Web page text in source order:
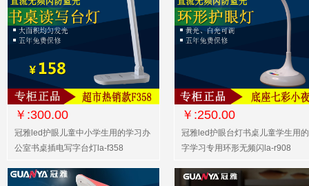
￥:300.00
冠雅led护眼儿童中小学生用的学习办
公室书桌插电写字台灯la-f358
￥:250.00
冠雅led护眼台灯书桌儿童学生用
字学习专用环形无频闪la-r908